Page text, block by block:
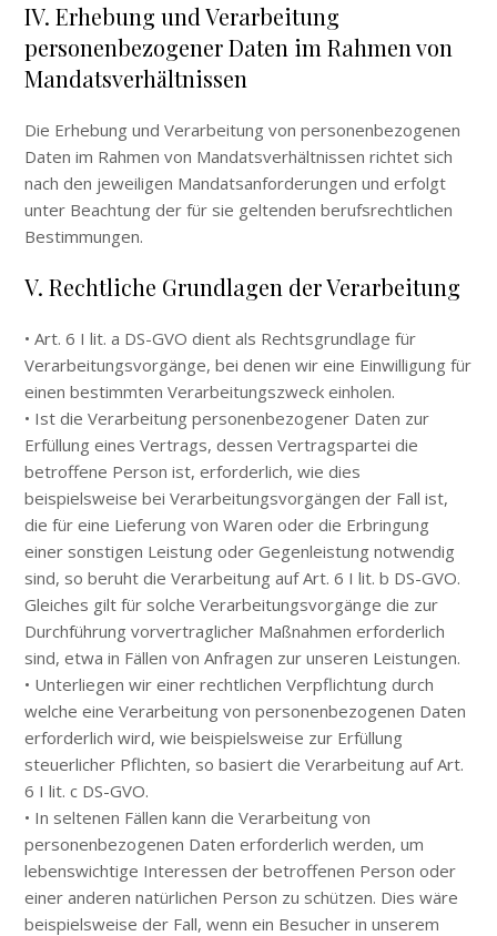
IV. Erhebung und Verarbeitung
personenbezogener Daten im Rahmen von
Mandatsverhältnissen
Die Erhebung und Verarbeitung von personenbezogenen
Daten im Rahmen von Mandatsverhältnissen richtet sich
nach den jeweiligen Mandatsanforderungen und erfolgt
unter Beachtung der für sie geltenden berufsrechtlichen
Bestimmungen.
V. Rechtliche Grundlagen der Verarbeitung
• Art. 6 I lit. a DS-GVO dient als Rechtsgrundlage für
Verarbeitungsvorgänge, bei denen wir eine Einwilligung für
einen bestimmten Verarbeitungszweck einholen.
• Ist die Verarbeitung personenbezogener Daten zur
Erfüllung eines Vertrags, dessen Vertragspartei die
betroffene Person ist, erforderlich, wie dies
beispielsweise bei Verarbeitungsvorgängen der Fall ist,
die für eine Lieferung von Waren oder die Erbringung
einer sonstigen Leistung oder Gegenleistung notwendig
sind, so beruht die Verarbeitung auf Art. 6 I lit. b DS-GVO.
Gleiches gilt für solche Verarbeitungsvorgänge die zur
Durchführung vorvertraglicher Maßnahmen erforderlich
sind, etwa in Fällen von Anfragen zur unseren Leistungen.
• Unterliegen wir einer rechtlichen Verpflichtung durch
welche eine Verarbeitung von personenbezogenen Daten
erforderlich wird, wie beispielsweise zur Erfüllung
steuerlicher Pflichten, so basiert die Verarbeitung auf Art.
6 I lit. c DS-GVO.
• In seltenen Fällen kann die Verarbeitung von
personenbezogenen Daten erforderlich werden, um
lebenswichtige Interessen der betroffenen Person oder
einer anderen natürlichen Person zu schützen. Dies wäre
beispielsweise der Fall, wenn ein Besucher in unserem